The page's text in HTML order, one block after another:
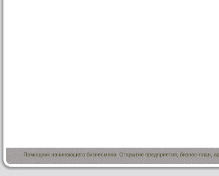
Помощник начинающего бизнесмена. Открытие предприятия, бизнес-план,